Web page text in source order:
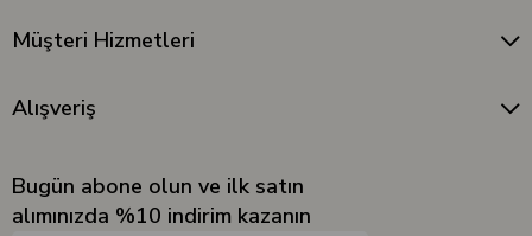
Müşteri Hizmetleri
Alışveriş
Bugün abone olun ve ilk satın
alımınızda %10 indirim kazanın